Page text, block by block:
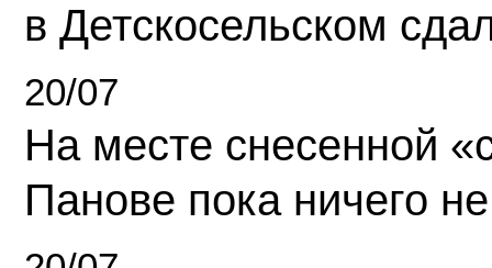
в Детскосельском
20/07
На месте снесенной
Панове пока ничего